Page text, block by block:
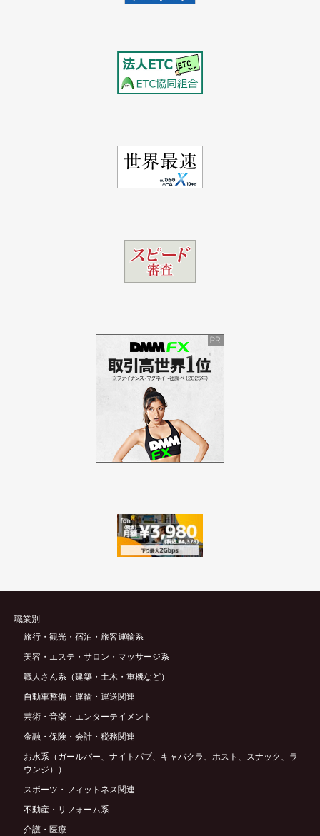
職業別
旅行・観光・宿泊・旅客運輸系
美容・エステ・サロン・マッサージ系
職人さん系（建築・土木・重機など）
自動車整備・運輸・運送関連
芸術・音楽・エンターテイメント
金融・保険・会計・税務関連
お水系（ガールバー、ナイトパブ、キャバクラ、ホスト、スナック、ラ
ウンジ））
スポーツ・フィットネス関連
不動産・リフォーム系
介護・医療